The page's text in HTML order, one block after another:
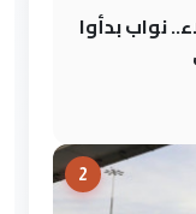
نواب بدأوا
2